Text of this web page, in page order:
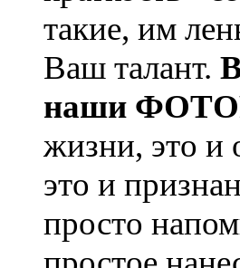
такие, им
Ваш талант.
наши
жизни, это и
это и
просто